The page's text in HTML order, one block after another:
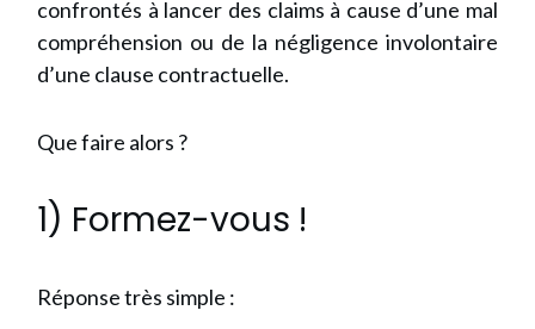
confrontés à lancer des claims à cause d’une mal
compréhension ou de la négligence involontaire
d’une clause contractuelle.
Que faire alors ?
1) Formez-vous !
Réponse très simple :